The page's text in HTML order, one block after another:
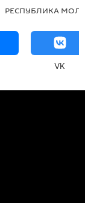
РЕСПУБЛИКА
VK